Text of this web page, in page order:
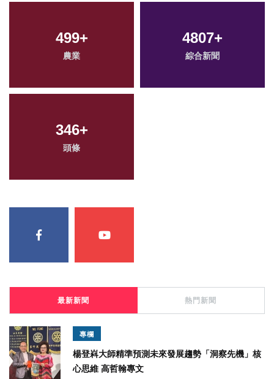
499+
農業
4807+
綜合新聞
346+
頭條
最新新聞 熱門新聞
專欄
楊登嵙大師精準預測未來發展趨勢「洞察先機」核
心思維 高哲翰專文